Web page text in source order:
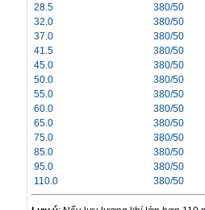
28.5
380/50
32.0
380/50
37.0
380/50
41.5
380/50
45.0
380/50
50.0
380/50
55.0
380/50
60.0
380/50
65.0
380/50
75.0
380/50
85.0
380/50
95.0
380/50
110.0
380/50